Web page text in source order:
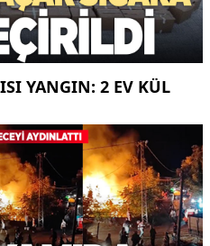
YANGIN: 2 EV KÜL